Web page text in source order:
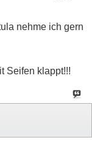
nehme ich gern
Seifen klappt!!!